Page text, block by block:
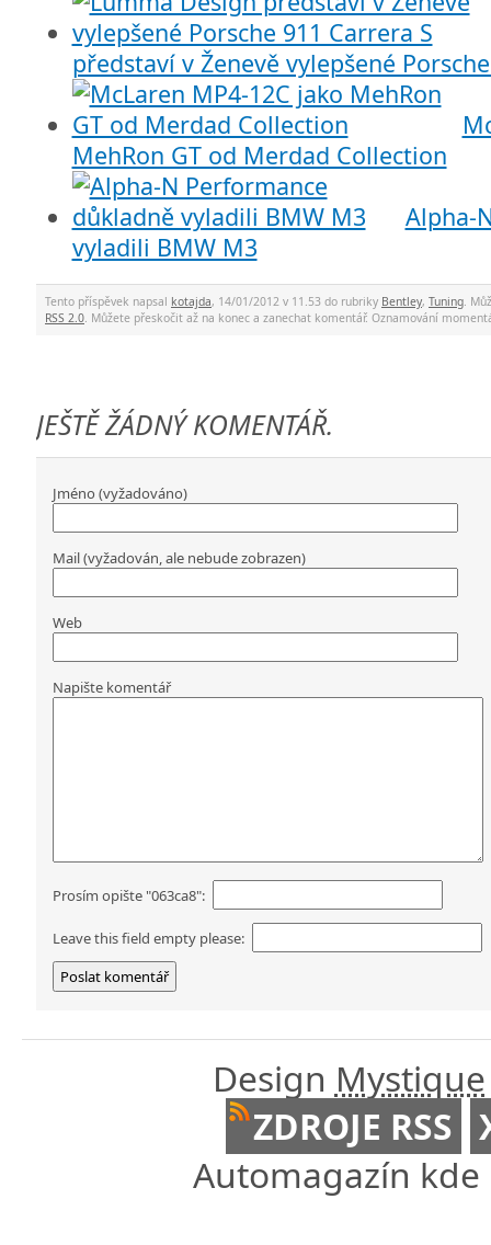
představí v Ženevě vylepšené
MehRon GT od Merdad Collection
Alpha-
vyladili BMW M3
Tento příspěvek napsal kotajda, 14/01/2012 v 11.53 do rubriky Bentley, Tuning.
RSS 2.0. Můžete přeskočit až na konec a zanechat komentář. Oznamování
JEŠTĚ ŽÁDNÝ KOMENTÁŘ.
Jméno (vyžadováno)
Mail (vyžadován, ale nebude zobrazen)
Web
Napište komentář
Prosím opište "063ca8":
Leave this field empty please:
Design Mystique
ZDROJE RSS
Automagazín